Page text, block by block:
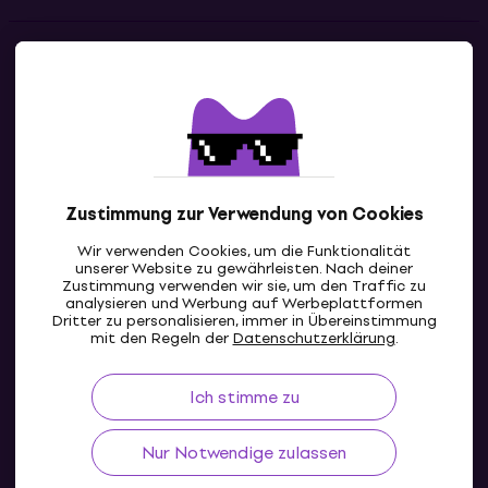
Zustimmung zur Verwendung von Cookies
Wir verwenden Cookies, um die Funktionalität
unserer Website zu gewährleisten. Nach deiner
Zustimmung verwenden wir sie, um den Traffic zu
analysieren und Werbung auf Werbeplattformen
Dritter zu personalisieren, immer in Übereinstimmung
mit den Regeln derDatenschutzerklärung.
Ich stimme zu
Nur Notwendige zulassen
Karte anzeigen
+421 41 3213 346Kontaktiere uns
DE